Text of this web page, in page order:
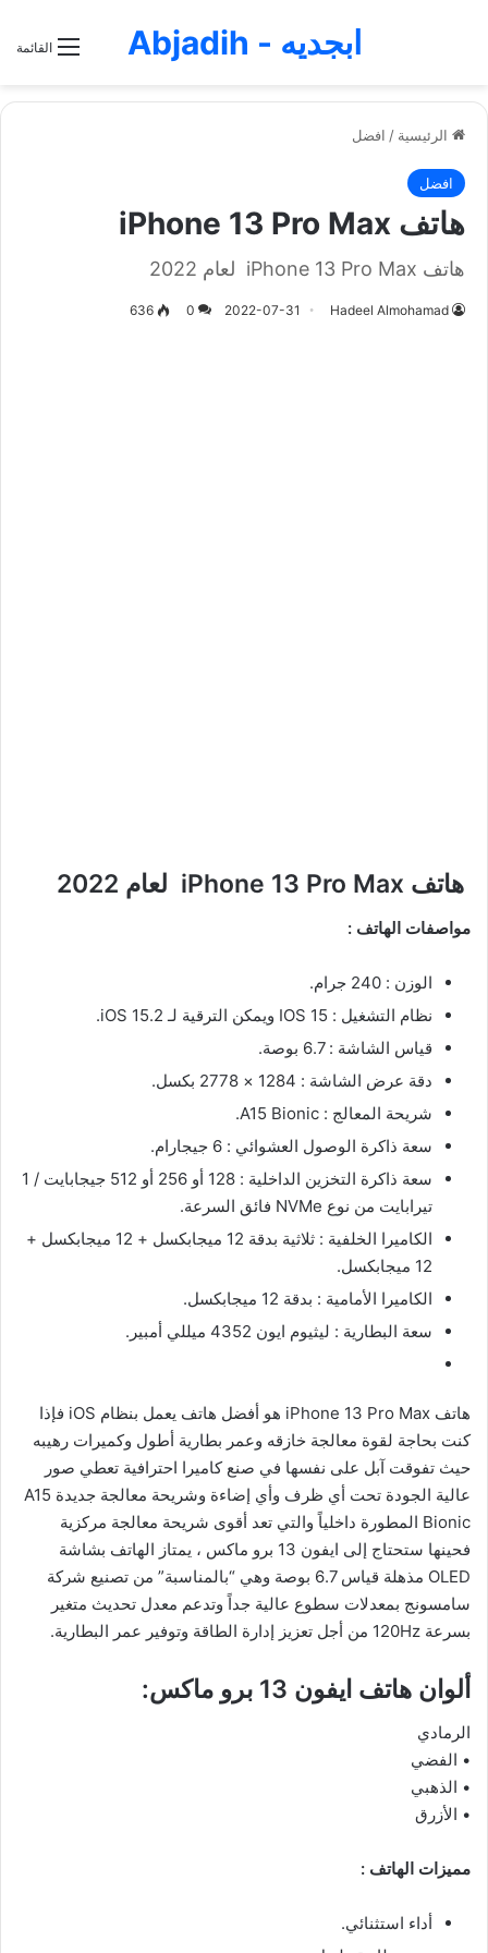
القائمة ابجديه - Abjadih
الرئيسية / افضل
افضل
هاتف iPhone 13 Pro Max
هاتف iPhone 13 Pro Max لعام 2022
Hadeel Almohamad
2022-07-31
0
636
هاتف iPhone 13 Pro Max لعام 2022
مواصفات الهاتف :
الوزن : 240 جرام.
نظام التشغيل : IOS 15 ويمكن الترقية لـ iOS 15.2.
قياس الشاشة : 6.7 بوصة.
دقة عرض الشاشة : 1284 × 2778 بكسل.
شريحة المعالج : A15 Bionic.
سعة ذاكرة الوصول العشوائي : 6 جيجارام.
سعة ذاكرة التخزين الداخلية : 128 أو 256 أو 512 جيجابايت / 1
تيرابايت من نوع NVMe فائق السرعة.
الكاميرا الخلفية : ثلاثية بدقة 12 ميجابكسل + 12 ميجابكسل +
12 ميجابكسل.
الكاميرا الأمامية : بدقة 12 ميجابكسل.
سعة البطارية : ليثيوم ايون 4352 ميللي أمبير.
هاتف iPhone 13 Pro Max هو أفضل هاتف يعمل بنظام iOS فإذا
كنت بحاجة لقوة معالجة خازقه وعمر بطارية أطول وكميرات رهيبه
حيث تفوقت آبل على نفسها في صنع كاميرا احترافية تعطي صور
عالية الجودة تحت أي ظرف وأي إضاءة وشريحة معالجة جديدة A15
Bionic المطورة داخلياً والتي تعد أقوى شريحة معالجة مركزية
فحينها ستحتاج إلى ايفون 13 برو ماكس ، يمتاز الهاتف بشاشة
OLED مذهلة قياس 6.7 بوصة وهي “بالمناسبة” من تصنيع شركة
سامسونج بمعدلات سطوع عالية جداً وتدعم معدل تحديث متغير
بسرعة 120Hz من أجل تعزيز إدارة الطاقة وتوفير عمر البطارية.
ألوان هاتف ايفون 13 برو ماكس:
الرمادي
• الفضي
• الذهبي
• الأزرق
مميزات الهاتف :
أداء استثنائي.